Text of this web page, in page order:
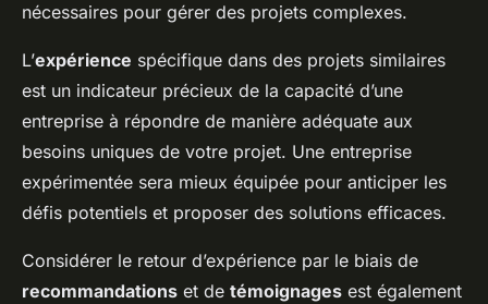
nécessaires pour gérer des projets complexes.
L’expérience spécifique dans des projets similaires
est un indicateur précieux de la capacité d’une
entreprise à répondre de manière adéquate aux
besoins uniques de votre projet. Une entreprise
expérimentée sera mieux équipée pour anticiper les
défis potentiels et proposer des solutions efficaces.
Considérer le retour d’expérience par le biais de
recommandations et de témoignages est également